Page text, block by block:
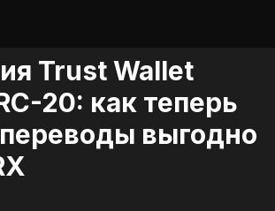
Trust Wallet
20: как теперь
выгодно